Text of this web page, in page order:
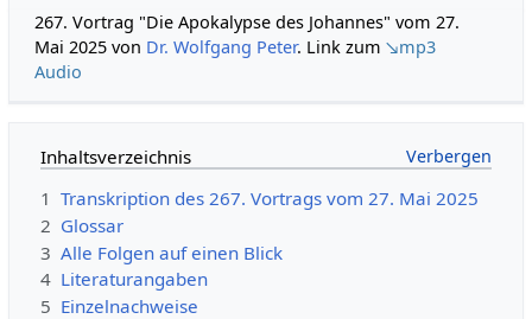
267. Vortrag "Die Apokalypse des Johannes" vom 27.
Mai 2025 von Dr. Wolfgang Peter. Link zum↘mp3
Audio
Inhaltsverzeichnis
1 Transkription des 267. Vortrags vom 27. Mai 2025
2 Glossar
3 Alle Folgen auf einen Blick
4 Literaturangaben
5 Einzelnachweise